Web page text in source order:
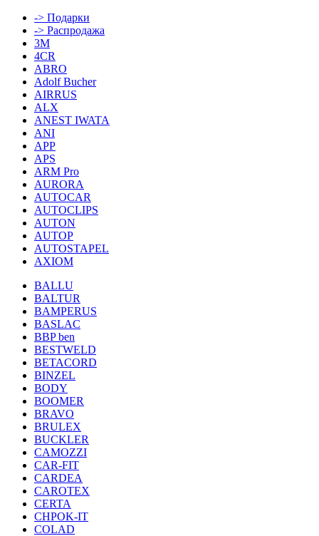
-> Подарки
-> Распродажа
3M
4CR
ABRO
Adolf Bucher
AIRRUS
ALX
ANEST IWATA
ANI
APP
APS
ARM Pro
AURORA
AUTOCAR
AUTOCLIPS
AUTON
AUTOP
AUTOSTAPEL
AXIOM
BALLU
BALTUR
BAMPERUS
BASLAC
BBP ben
BESTWELD
BETACORD
BINZEL
BODY
BOOMER
BRAVO
BRULEX
BUCKLER
CAMOZZI
CAR-FIT
CARDEA
CAROTEX
CERTA
CHPOK-IT
COLAD